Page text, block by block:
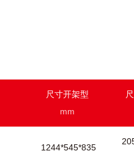
尺寸开架型
mm
1244*545*835